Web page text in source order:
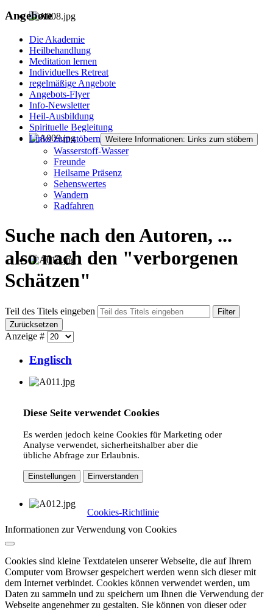
Angebote
Die Akademie
Heilbehandlung
Meditation lernen
Individuelles Retreat
regelmäßige Angebote
Angebots-Flyer
Info-Newsletter
Heil-Ausbildung
Spirituelle Begleitung
Links zum stöbern Weitere Informationen: Links zum stöbern
Wasserstoff-Wasser
Freunde
Heilsame Präsenz
Sehenswertes
Wandern
Radfahren
Suche nach den Autoren, ...
also nach den "verborgenen
Schätzen"
Teil des Titels eingeben
Filter
Zurücksetzen
Anzeige #
Englisch
Diese Seite verwendet Cookies
Es werden jedoch keine Cookies für Marketing oder
Analyse verwendet, sicherheitshalber aber die
übliche Abfrage zur Erlaubnis.
Einstellungen Einverstanden
Cookies-Richtlinie
Informationen zur Verwendung von Cookies
Cookies sind kleine Textdateien unserer Webseite, die auf Ihrem
Computer vom Browser gespeichert werden wenn sich dieser mit
dem Internet verbindet. Cookies können verwendet werden, um
Daten zu sammeln und zu speichern um Ihnen die Verwendung der
Webseite angenehmer zu gestalten. Sie können von dieser oder